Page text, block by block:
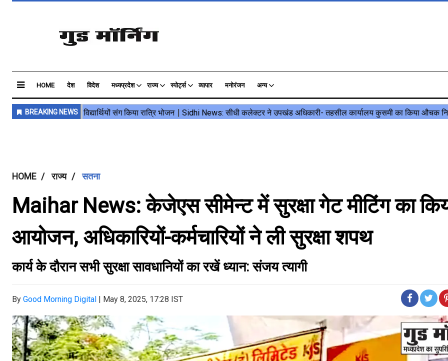
HOME देश विदेश मध्यप्रदेश राज्य स्पोर्ट्स व्यापार मनोरंजन अन्य
HOME राज्य सतना
Maihar News: केजेएस सीमेन्ट में सुरक्षा गेट मीटिंग का
आयोजन, अधिकारियों-कर्मचारियों ने ली सुरक्षा शपथ
कार्य के दौरान सभी सुरक्षा सावधानियों का रखें ध्यान: संजय त्यागी
By Good Morning Digital | May 8, 2025, 17:28 IST